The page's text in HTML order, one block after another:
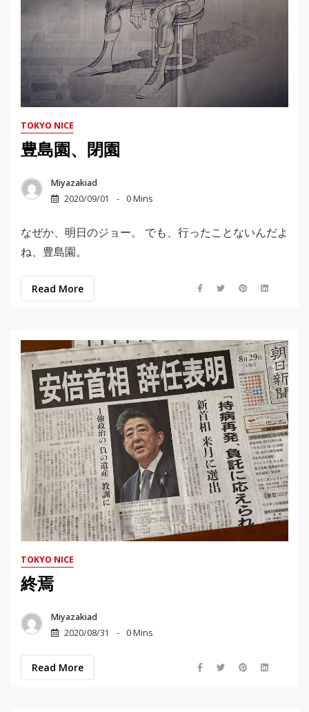
TOKYO NICE
豊島園、閉園
Miyazakiad
2020/09/01
0 Mins
なぜか、明日のジョー。 でも、行ったことないんだよ
ね、豊島園。
Read More
TOKYO NICE
終焉
Miyazakiad
2020/08/31
0 Mins
Read More